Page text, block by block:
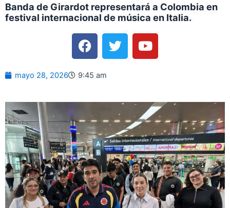
Banda de Girardot representará a Colombia en
festival internacional de música en Italia.
F
a
c
e
k
T
w
i
r
Y
o
u
e
mayo 28, 2026 9:45 am